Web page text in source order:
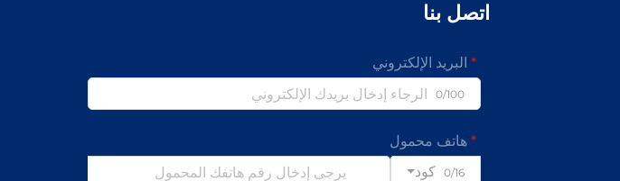
اتصل بنا
البريد الإلكتروني
0/100
هاتف محمول
كود
0/16